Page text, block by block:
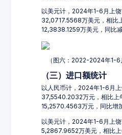
以美元计，2024年1-6月上
32,0717.5568万美元，相比
12,3838.1259万美元，同比
（图六：2022-2024年1-6
（三）进口额统计
以人民币计，2024年1-6月
37,5540.2032万元，相比上
15,2570.4563万元，同比增
以美元计，2024年1-6月上
5,2867.9652万美元，相比上